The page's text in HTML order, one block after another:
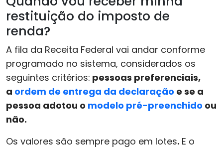
restituição do imposto de
renda?
A fila da Receita Federal vai andar conforme
programado no sistema, considerados os
seguintes critérios: pessoas preferenciais,
a ordem de entrega da declaração e se a
pessoa adotou o modelo pré-preenchido ou
não.
Os valores são sempre pago em lotes. E o